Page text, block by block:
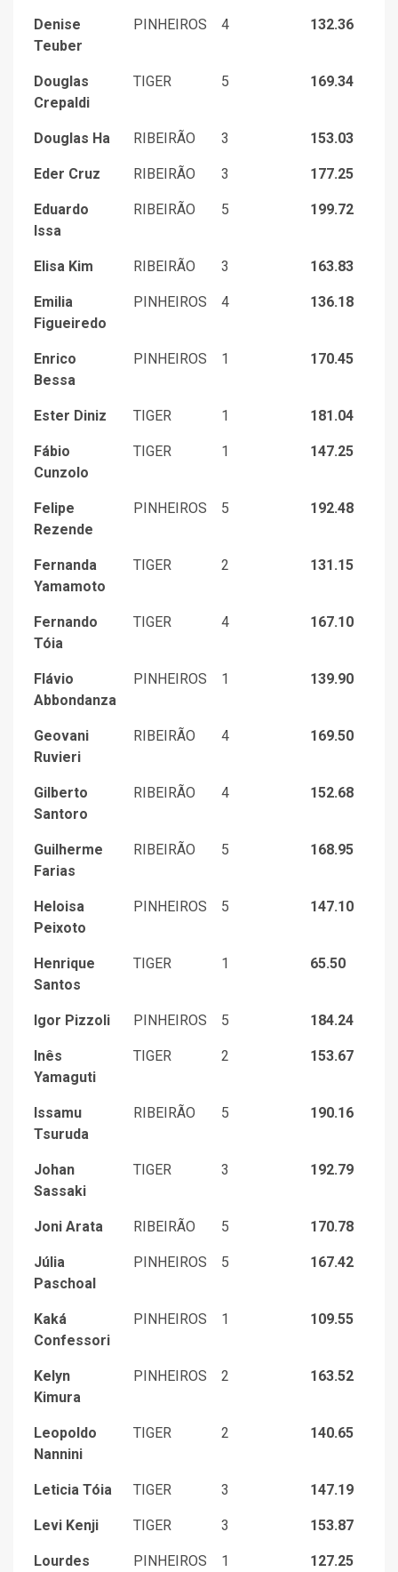
Denise
Teuber
PINHEIROS 4 132.36
Douglas
Crepaldi
TIGER 5 169.34
Douglas Ha RIBEIRÃO 3 153.03
Eder Cruz RIBEIRÃO 3 177.25
Eduardo
Issa
RIBEIRÃO 5 199.72
Elisa Kim RIBEIRÃO 3 163.83
Emilia
Figueiredo
PINHEIROS 4 136.18
Enrico
Bessa
PINHEIROS 1 170.45
Ester Diniz TIGER 1 181.04
Fábio
Cunzolo
TIGER 1 147.25
Felipe
Rezende
PINHEIROS 5 192.48
Fernanda
Yamamoto
TIGER 2 131.15
Fernando
Tóia
TIGER 4 167.10
Flávio
Abbondanza
PINHEIROS 1 139.90
Geovani
Ruvieri
RIBEIRÃO 4 169.50
Gilberto
Santoro
RIBEIRÃO 4 152.68
Guilherme
Farias
RIBEIRÃO 5 168.95
Heloisa
Peixoto
PINHEIROS 5 147.10
Henrique
Santos
TIGER 1 65.50
Igor Pizzoli PINHEIROS 5 184.24
Inês
Yamaguti
TIGER 2 153.67
Issamu
Tsuruda
RIBEIRÃO 5 190.16
Johan
Sassaki
TIGER 3 192.79
Joni Arata RIBEIRÃO 5 170.78
Júlia
Paschoal
PINHEIROS 5 167.42
Kaká
Confessori
PINHEIROS 1 109.55
Kelyn
Kimura
PINHEIROS 2 163.52
Leopoldo
Nannini
TIGER 2 140.65
Leticia Tóia TIGER 3 147.19
Levi Kenji TIGER 3 153.87
Lourdes PINHEIROS 1 127.25